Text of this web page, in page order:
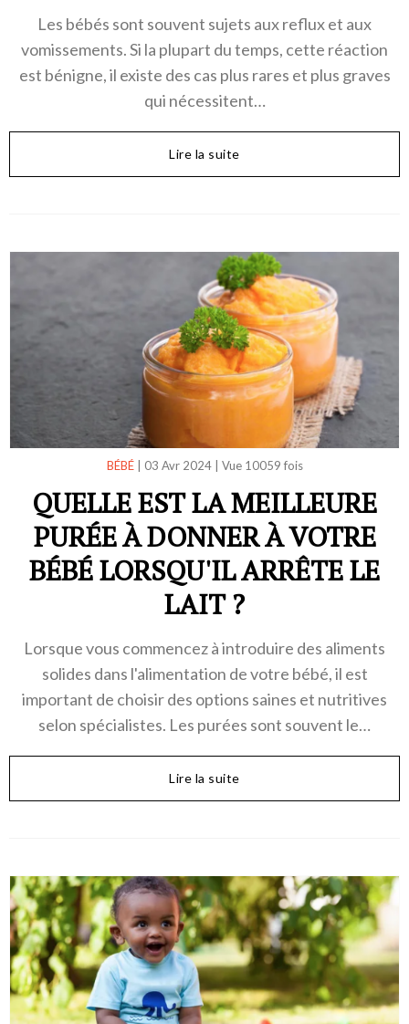
Les bébés sont souvent sujets aux reflux et aux
vomissements. Si la plupart du temps, cette réaction
est bénigne, il existe des cas plus rares et plus graves
qui nécessitent…
Lire la suite
BÉBÉ| 03 Avr 2024| Vue 10059 fois
QUELLE EST LA MEILLEURE
PURÉE À DONNER À VOTRE
BÉBÉ LORSQU'IL ARRÊTE LE
LAIT ?
Lorsque vous commencez à introduire des aliments
solides dans l'alimentation de votre bébé, il est
important de choisir des options saines et nutritives
selon spécialistes. Les purées sont souvent le…
Lire la suite